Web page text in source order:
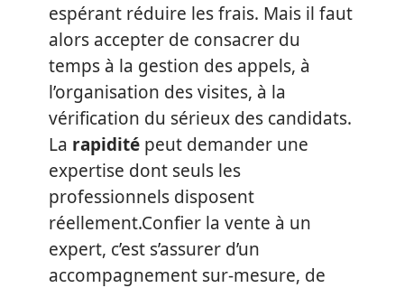
espérant réduire les frais. Mais il faut
alors accepter de consacrer du
temps à la gestion des appels, à
l’organisation des visites, à la
vérification du sérieux des candidats.
La rapidité peut demander une
expertise dont seuls les
professionnels disposent
réellement.Confier la vente à un
expert, c’est s’assurer d’un
accompagnement sur-mesure, de